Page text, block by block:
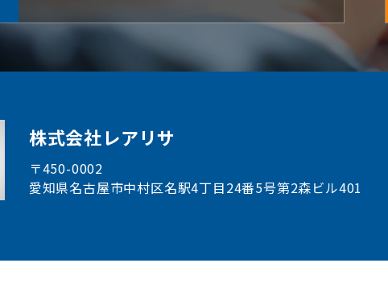
株式会社レアリサ
〒450-0002
愛知県名古屋市中村区名駅4丁目24番5号第2森ビル401